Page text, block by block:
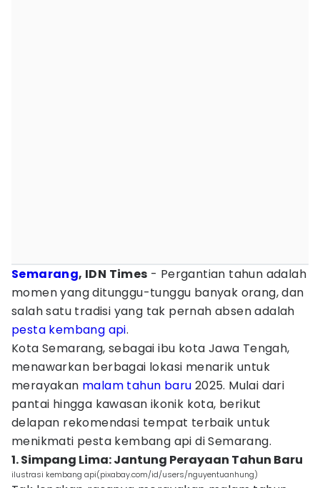
Semarang, IDN Times - Pergantian tahun adalah
momen yang ditunggu-tunggu banyak orang, dan
salah satu tradisi yang tak pernah absen adalah
pesta kembang api.
Kota Semarang, sebagai ibu kota Jawa Tengah,
menawarkan berbagai lokasi menarik untuk
merayakan malam tahun baru 2025. Mulai dari
pantai hingga kawasan ikonik kota, berikut
delapan rekomendasi tempat terbaik untuk
menikmati pesta kembang api di Semarang.
1. Simpang Lima: Jantung Perayaan Tahun Baru
ilustrasi kembang api(pixabay.com/id/users/nguyentuanhung)